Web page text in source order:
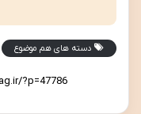
دسته های هم موضوع